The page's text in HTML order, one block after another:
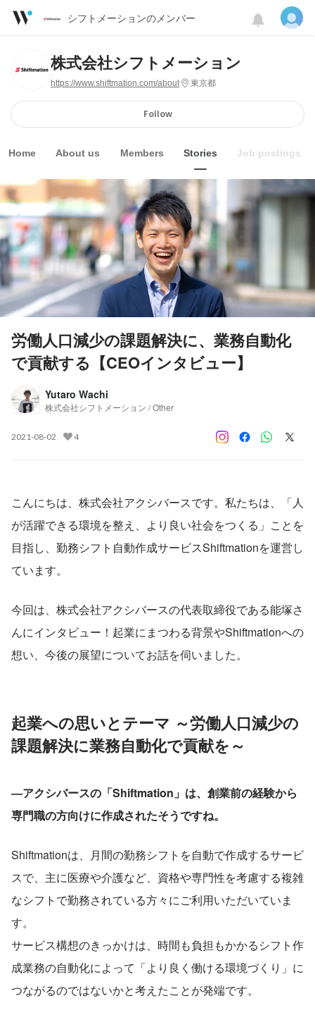
シフトメーションのメンバー
株式会社シフトメーション
https://www.shiftmation.com/about 東京都
Follow
Home About us Members Stories Job postings
労働人口減少の課題解決に、業務自動化
で貢献する【CEOインタビュー】
Yutaro Wachi
株式会社シフトメーション / Other
2021-08-02 4
こんにちは、株式会社アクシバースです。私たちは、「人
が活躍できる環境を整え、より良い社会をつくる」ことを
目指し、勤務シフト自動作成サービスShiftmationを運営し
ています。
今回は、株式会社アクシバースの代表取締役である能塚さ
んにインタビュー！起業にまつわる背景やShiftmationへの
想い、今後の展望についてお話を伺いました。
起業への思いとテーマ ～労働人口減少の
課題解決に業務自動化で貢献を～
―アクシバースの「Shiftmation」は、創業前の経験から
専門職の方向けに作成されたそうですね。
Shiftmationは、月間の勤務シフトを自動で作成するサービ
スで、主に医療や介護など、資格や専門性を考慮する複雑
なシフトで勤務されている方々にご利用いただいていま
す。
サービス構想のきっかけは、時間も負担もかかるシフト作
成業務の自動化によって「より良く働ける環境づくり」に
つながるのではないかと考えたことが発端です。